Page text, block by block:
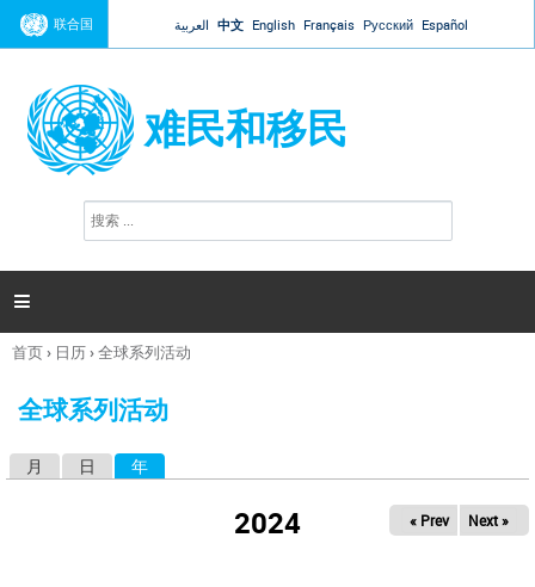
Jump to navigation
联合国 العربية 中文 English Français Русский Español
难民和移民
搜
索

你
这
首页› 日历›全球系列活动
全球系列活动
月 日 年
2024 « Prev Next »